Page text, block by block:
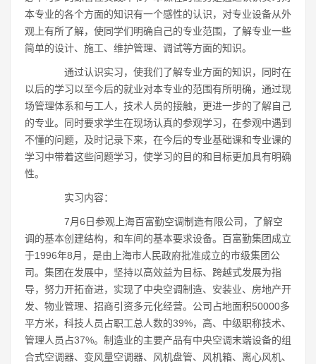
本专业的各个方面的知识有一个感性的认识，对专业设备从外
观上有所了解，使同学们明确自己的专业范围，了解专业一些
简单的设计、施工、维护管理、调试等方面的知识。
通过认识实习，使我们了解专业方面的知识，同时在
以后的学习以至今后的就业对本专业的范围有所明确，通过现
场管理体系和与工人，技术人员的接触，更进一步的了解自己
的专业。同时要求学生在现场认真的参观学习，在参观中遇到
不懂的问题，及时记录下来，在今后的专业基础课和专业课的
学习中带着这些问题学习，使学习的目的和目标更加具有明确
性。
实习内容：
7月6日参观上海百富勤空调制造有限公司，了解空
调的基本创建结构，和车间的基本要求设备。百富勤集团成立
于1996年8月，是由上海市人民政府批准成立的市级集团公
司。集团在发展中，坚持以高效益为目标、跨越式发展为指
导，努力开拓奋进，实现了中央空调制造、安装业、房地产开
发、物业管理、招商引资多元化经营。公司占地面积50000多
平方米，科技人员占职工总人数的39%，高、中级职称技术、
管理人员占37%。制造业的主要产品有中央空调末端设备的组
合式空调器、变风量空调器、风机盘管、风机箱、离心风机、